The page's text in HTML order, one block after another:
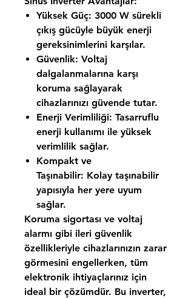
Yüksek Güç: 3000 W sürekli
çıkış gücüyle büyük enerji
gereksinimlerini karşılar.
Güvenlik: Voltaj
dalgalanmalarına karşı
koruma sağlayarak
cihazlarınızı güvende tutar.
Enerji Verimliliği: Tasarruflu
enerji kullanımı ile yüksek
verimlilik sağlar.
Kompakt ve
Taşınabilir: Kolay taşınabilir
yapısıyla her yere uyum
sağlar.
Koruma sigortası ve voltaj
alarmı gibi ileri güvenlik
özellikleriyle cihazlarınızın zarar
görmesini engellerken, tüm
elektronik ihtiyaçlarınız için
ideal bir çözümdür. Bu inverter,